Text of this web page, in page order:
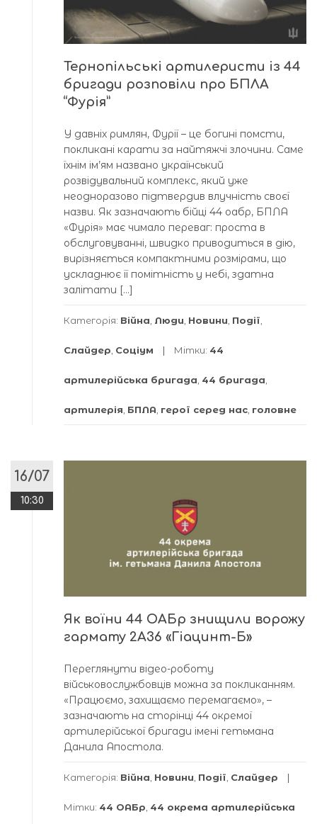
Тернопільські артилеристи із 44
бригади розповіли про БПЛА
“Фурія”
У давніх римлян, Фурії – це богині помсти,
покликані карати за найтяжчі злочини. Саме
їхнім ім’ям названо український
розвідувальний комплекс, який уже
неодноразово підтвердив влучність своєї
назви. Як зазначають бійці 44 оабр, БПЛА
«Фурія» має чимало переваг: проста в
обслуговуванні, швидко приводиться в дію,
вирізняється компактними розмірами, що
ускладнює її помітність у небі, здатна
залітати […]
Категорія: Війна, Люди, Новини, Події,
Слайдер, Соціум Мітки: 44
артилерійська бригада, 44 бригада,
артилерія, БПЛА, герої серед нас, головне
16/07
10:30
Як воїни 44 ОАБр знищили ворожу
гармату 2А36 «Гіацинт-Б»
Переглянути відео-роботу
військовослужбовців можна за покликанням.
«Працюємо, захищаємо перемагаємо», –
зазначають на сторінці 44 окремої
артилерійської бригади імені гетьмана
Данила Апостола.
Категорія: Війна Новини Події Слайдер
Мітки: 44 ОАБр 44 окрема артилерійська